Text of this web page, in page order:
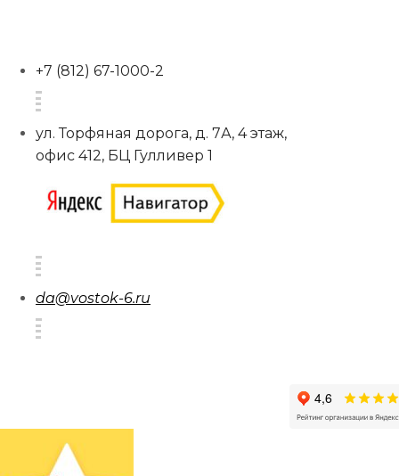
+7 (812) 67-1000-2
ул. Торфяная дорога, д. 7А, 4 этаж,
офис 412, БЦ Гулливер 1
da@vostok-6.ru